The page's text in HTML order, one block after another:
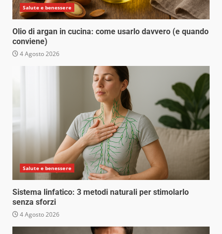
Salute e benessere
Olio di argan in cucina: come usarlo davvero (e quando
conviene)
4 Agosto 2026
Salute e benessere
Sistema linfatico: 3 metodi naturali per stimolarlo
senza sforzi
4 Agosto 2026